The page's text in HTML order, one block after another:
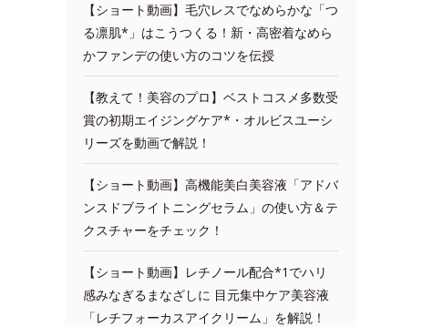
【ショート動画】毛穴レスでなめらかな「つ
る凛肌*」はこうつくる！新・高密着なめら
かファンデの使い方のコツを伝授
【教えて！美容のプロ】ベストコスメ多数受
賞の初期エイジングケア*・オルビスユーシ
リーズを動画で解説！
【ショート動画】高機能美白美容液「アドバ
ンスドブライトニングセラム」の使い方＆テ
クスチャーをチェック！
【ショート動画】レチノール配合*1でハリ
感みなぎるまなざしに 目元集中ケア美容液
「レチフォーカスアイクリーム」を解説！